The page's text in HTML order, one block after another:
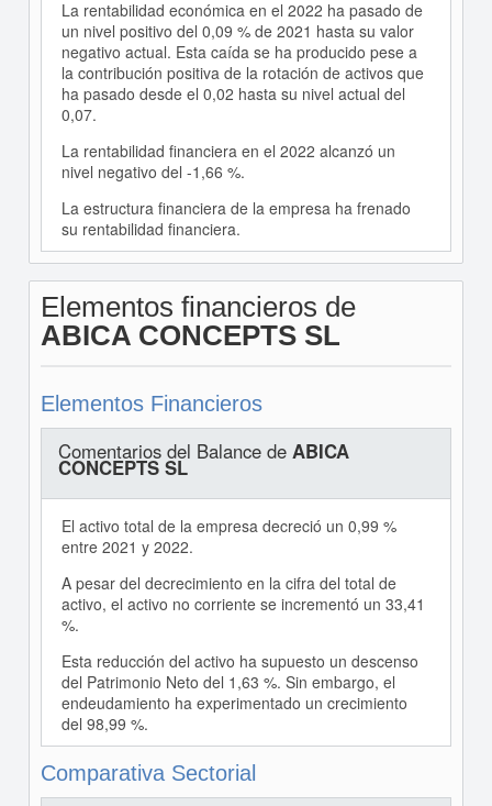
La rentabilidad económica en el 2022 ha pasado de
un nivel positivo del 0,09 % de 2021 hasta su valor
negativo actual. Esta caída se ha producido pese a
la contribución positiva de la rotación de activos que
ha pasado desde el 0,02 hasta su nivel actual del
0,07.
La rentabilidad financiera en el 2022 alcanzó un
nivel negativo del -1,66 %.
La estructura financiera de la empresa ha frenado
su rentabilidad financiera.
Elementos financieros de
ABICA CONCEPTS SL
Elementos Financieros
Comentarios del Balance de ABICA
CONCEPTS SL
El activo total de la empresa decreció un 0,99 %
entre 2021 y 2022.
A pesar del decrecimiento en la cifra del total de
activo, el activo no corriente se incrementó un 33,41
%.
Esta reducción del activo ha supuesto un descenso
del Patrimonio Neto del 1,63 %. Sin embargo, el
endeudamiento ha experimentado un crecimiento
del 98,99 %.
Comparativa Sectorial